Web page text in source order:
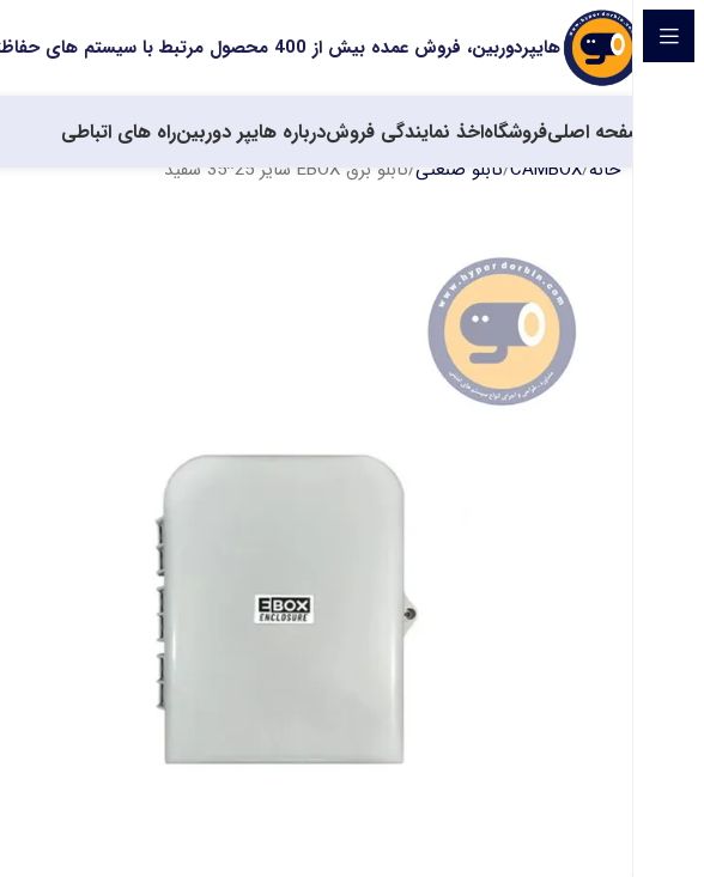
هایپردوربین، فروش عمده بیش از 400 محصول مرتبط با سیستم های حفاظتی
صفحه اصلیفروشگاهاخذ نمایندگی فروشدرباره هایپر دوربینراه های اتباطی
خانه CAMBOX تابلو صنعتی تابلو برق EBOX سایز 25*35 سفید